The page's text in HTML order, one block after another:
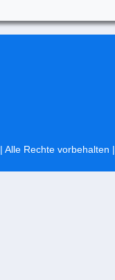
| Alle Rechte vorbehalten |